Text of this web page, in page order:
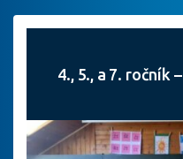
4., 5., a 7. ročník